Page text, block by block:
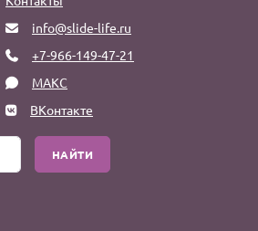
info@slide-life.ru
+7-966-149-47-21
МАКС
ВКонтакте
НАЙТИ